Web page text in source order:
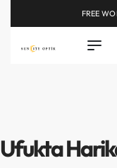
FREE
Ufukta